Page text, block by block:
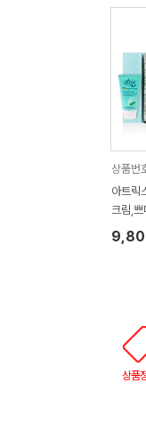
상품
아트릭
크림,쁘
상품